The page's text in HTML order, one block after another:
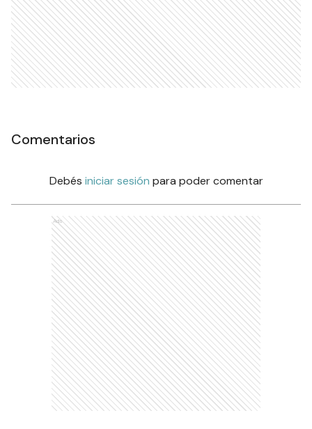
Comentarios
Debés iniciar sesión para poder comentar
Ads